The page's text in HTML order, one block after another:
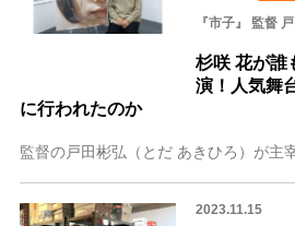
『市子』 監督
杉咲 花が誰
演！人気舞
に行われたのか
2023.11.15